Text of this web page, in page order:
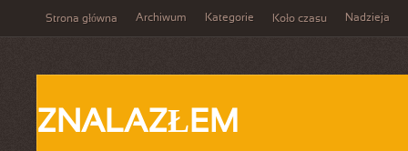
Strona główna Archiwum Kategorie Koło czasu Nadzieja
ZNALAZŁEM